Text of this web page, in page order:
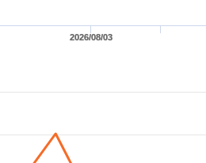
2026/08/03